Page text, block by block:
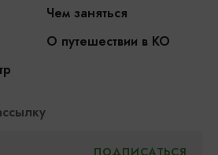
Чем заняться
О путешествии в КО